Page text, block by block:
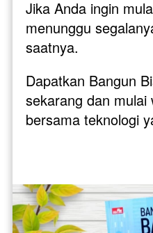
Jika Anda ingin
menunggu
saatnya.
Dapatkan Bangun
sekarang dan mulai
bersama teknologi